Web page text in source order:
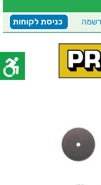
כניסת לקוחות